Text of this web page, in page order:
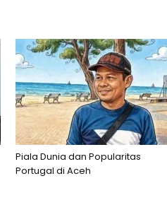
Piala Dunia dan Popularitas
Portugal di Aceh